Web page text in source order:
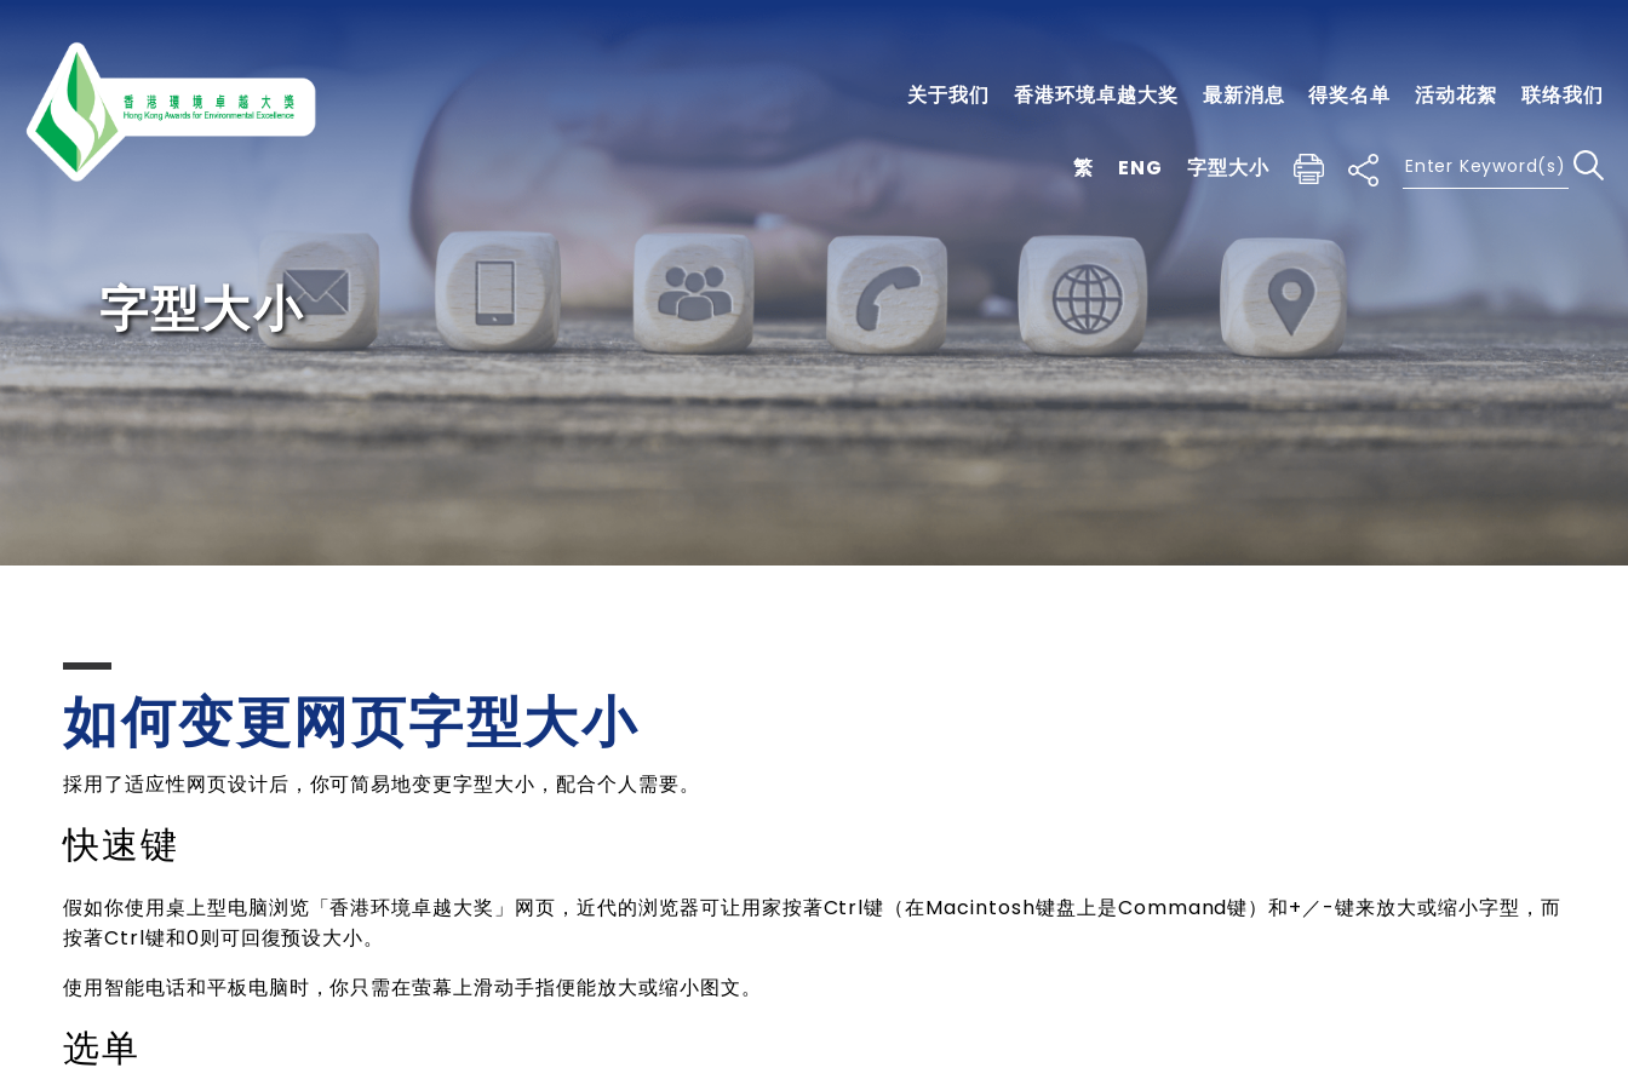
联络我们
活动花絮
得奖名单
最新消息
香港环境卓越大奖
关于我们
字型大小
ENG
繁
字型大小
如何变更网页字型大小
採用了适应性网页设计后，你可简易地变更字型大小，配合个人需要。
快速键
假如你使用桌上型电脑浏览「香港环境卓越大奖」网页，近代的浏览器可让用家按著Ctrl键（在Macintosh键盘上是Command键）和+／-键来放大或缩小字型，而
按著Ctrl键和0则可回復预设大小。
使用智能电话和平板电脑时，你只需在萤幕上滑动手指便能放大或缩小图文。
选单